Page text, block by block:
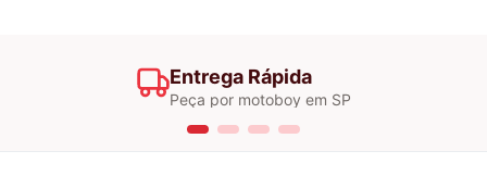
Entrega Rápida
Peça por motoboy em SP